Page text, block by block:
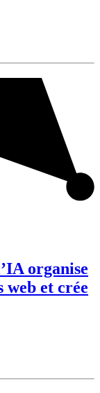
organise
web et crée